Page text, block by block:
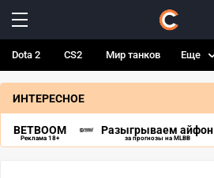
Dota 2 CS2 Мир танков Еще
ИНТЕРЕСНОЕ
BETBOOM
Реклама 18+
Разыгрываем айфон
за прогнозы на MLBB